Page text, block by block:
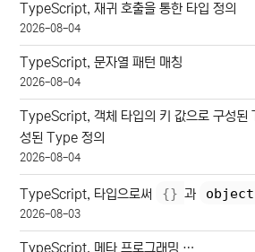
TypeScript, 재귀 호출을 통한 타입 정의
2026-08-04
TypeScript, 문자열 패턴 매칭
2026-08-04
TypeScript, 객체 타입의 키 값으로 구성된
성된 Type 정의
2026-08-04
TypeScript, 타입으로써 {} 과 object
2026-08-03
TypeScript, 메타 프로그래밍 …